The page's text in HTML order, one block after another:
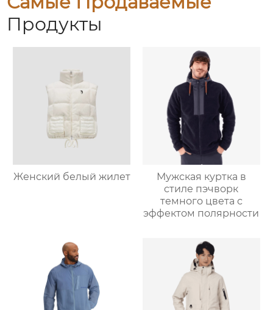
Продукты
Женский белый жилет
Мужская куртка в
стиле пэчворк
темного цвета с
эффектом полярности